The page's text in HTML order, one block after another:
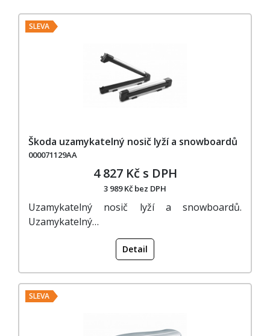
SLEVA
Škoda uzamykatelný nosič lyží a snowboardů
000071129AA
4 827 Kč s DPH
3 989 Kč bez DPH
Uzamykatelný nosič lyží a snowboardů.
Uzamykatelný…
Detail
SLEVA